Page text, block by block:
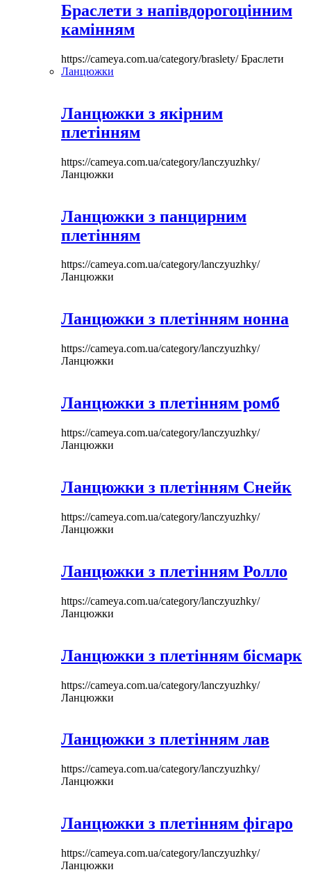
Браслети з напівдорогоцінним
камінням
https://cameya.com.ua/category/braslety/Браслети
Ланцюжки
Ланцюжки з якірним
плетінням
https://cameya.com.ua/category/lanczyuzhky/
Ланцюжки
Ланцюжки з панцирним
плетінням
https://cameya.com.ua/category/lanczyuzhky/
Ланцюжки
Ланцюжки з плетінням нонна
https://cameya.com.ua/category/lanczyuzhky/
Ланцюжки
Ланцюжки з плетінням ромб
https://cameya.com.ua/category/lanczyuzhky/
Ланцюжки
Ланцюжки з плетінням Снейк
https://cameya.com.ua/category/lanczyuzhky/
Ланцюжки
Ланцюжки з плетінням Ролло
https://cameya.com.ua/category/lanczyuzhky/
Ланцюжки
Ланцюжки з плетінням бісмарк
https://cameya.com.ua/category/lanczyuzhky/
Ланцюжки
Ланцюжки з плетінням лав
https://cameya.com.ua/category/lanczyuzhky/
Ланцюжки
Ланцюжки з плетінням фігаро
https://cameya.com.ua/category/lanczyuzhky/
Ланцюжки